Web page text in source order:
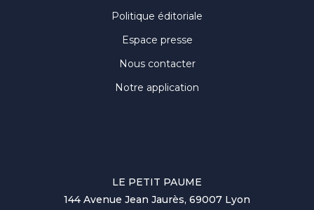
Politique éditoriale
Espace presse
Nous contacter
Notre application
LE PETIT PAUME
144 Avenue Jean Jaurès, 69007 Lyon